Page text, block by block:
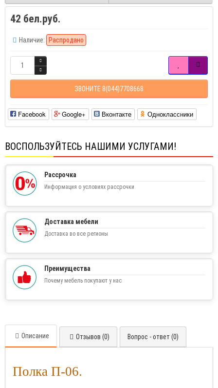
42 бел.руб.
Наличие: Распродано
ЗВОНИТЕ 8(044)7708668
Facebook Google+ Вконтакте Одноклассники
ВОСПОЛЬЗУЙТЕСЬ НАШИМИ УСЛУГАМИ!
Рассрочка
Информация о условиях рассрочки
Доставка мебели
Доставка во все регионы
Преимущества
Почему мебель покупают у нас
Описание Отзывов (0) Вопрос - ответ (0)
Полка П-06.